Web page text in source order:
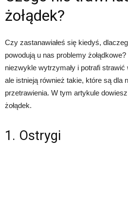
żołądek?
Czy zastanawiałeś się kiedyś,
powodują u nas problemy
niezwykle wytrzymały i potrafi
ale istnieją również takie, które są dla
przetrawienia. W tym artykule
żołądek.
1. Ostrygi